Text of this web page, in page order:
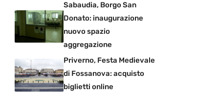
Sabaudia, Borgo San
Donato: inaugurazione
nuovo spazio
aggregazione
Priverno, Festa Medievale
di Fossanova: acquisto
biglietti online